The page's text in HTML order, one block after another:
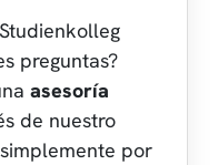
preguntas?
asesoría
de nuestro
por